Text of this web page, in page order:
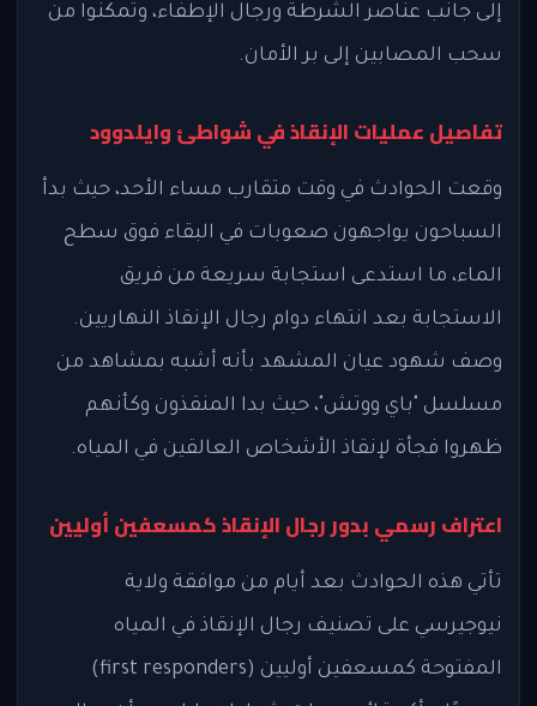
إلى جانب عناصر الشرطة ورجال الإطفاء، وتمكنوا من
سحب المصابين إلى بر الأمان.
تفاصيل عمليات الإنقاذ في شواطئ وايلدوود
وقعت الحوادث في وقت متقارب مساء الأحد، حيث بدأ
السباحون يواجهون صعوبات في البقاء فوق سطح
الماء، ما استدعى استجابة سريعة من فريق
الاستجابة بعد انتهاء دوام رجال الإنقاذ النهاريين.
وصف شهود عيان المشهد بأنه أشبه بمشاهد من
مسلسل "باي ووتش"، حيث بدا المنقذون وكأنهم
ظهروا فجأة لإنقاذ الأشخاص العالقين في المياه.
اعتراف رسمي بدور رجال الإنقاذ كمسعفين أوليين
تأتي هذه الحوادث بعد أيام من موافقة ولاية
نيوجيرسي على تصنيف رجال الإنقاذ في المياه
المفتوحة كمسعفين أوليين (first responders)